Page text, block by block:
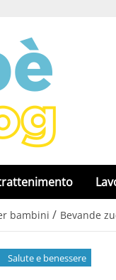
bambini / Bevande
Salute e benessere